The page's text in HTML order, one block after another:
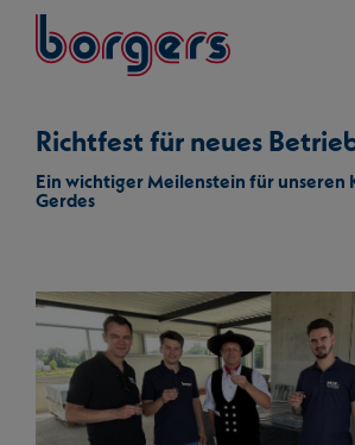
springe zum Hauptinhalt
Borgers
Richtfest für neues
Ein wichtiger Meilenstein für unseren
Gerdes